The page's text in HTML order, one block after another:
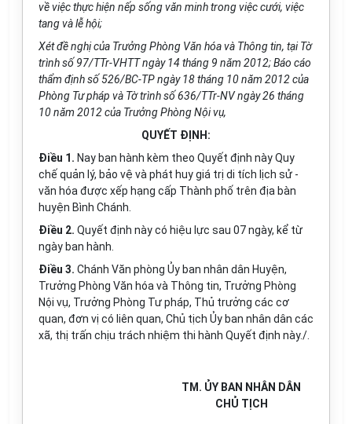
về việc thực hiện nếp sống văn minh trong việc cưới, việc
tang và lễ hội;
Xét đề nghị của Trưởng Phòng Văn hóa và Thông tin, tại Tờ
trình số 97/TTr-VHTT ngày 14 tháng 9 năm 2012; Báo cáo
thẩm định số 526/BC-TP ngày 18 tháng 10 năm 2012 của
Phòng Tư pháp và Tờ trình số 636/TTr-NV ngày 26 tháng
10 năm 2012 của Trưởng Phòng Nội vụ,
QUYẾT ĐỊNH:
Điều 1. Nay ban hành kèm theo Quyết định này Quy
chế quản lý, bảo vệ và phát huy giá trị di tích lịch sử -
văn hóa được xếp hạng cấp Thành phố trên địa bàn
huyện Bình Chánh.
Điều 2. Quyết định này có hiệu lực sau 07 ngày, kể từ
ngày ban hành.
Điều 3. Chánh Văn phòng Ủy ban nhân dân Huyện,
Trưởng Phòng Văn hóa và Thông tin, Trưởng Phòng
Nội vụ, Trưởng Phòng Tư pháp, Thủ trưởng các cơ
quan, đơn vị có liên quan, Chủ tịch Ủy ban nhân dân các
xã, thị trấn chịu trách nhiệm thi hành Quyết định này./.
TM. ỦY BAN NHÂN DÂN
CHỦ TỊCH